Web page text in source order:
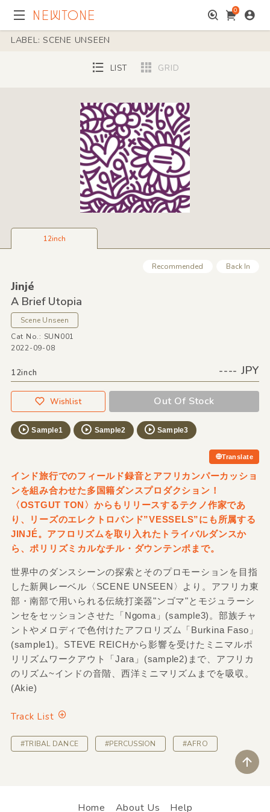
0
LABEL: SCENE UNSEEN
LIST GRID
12inch
Recommended Back In
Jinjé
A Brief Utopia
Scene Unseen
Cat No.: SUN001
2022-09-08
12inch ---- JPY
Wishlist Out Of Stock
Sample1 Sample2 Sample3
Translate
インド旅行でのフィールド録音とアフリカンパーカッショ
ンを組み合わせた多国籍ダンスプロダクション！
〈OSTGUT TON〉からもリリースするテクノ作家であ
り、リーズのエレクトロバンド”VESSELS”にも所属する
JINJÉ。アフロリズムを取り入れたトライバルダンスか
ら、ポリリズミカルなチル・ダウンテンポまで。
世界中のダンスシーンの探索とそのプロモーションを目指
した新興レーベル〈SCENE UNSEEN〉より。アフリカ東
部・南部で用いられる伝統打楽器"ンゴマ"とモジュラーシ
ンセをセッションさせた「Ngoma」(sample3)。部族チャ
ントやメロディで色付けたアフロリズム「Burkina Faso」
(sample1)。STEVE REICHから影響を受けたミニマルポ
リリズムワークアウト「Jara」(sample2)まで、アフリカ
のリズム~インドの音階、西洋ミニマリズムまでを吸収。
(Akie)
Track List
#TRIBAL DANCE #PERCUSSION #AFRO
Home About Us Help